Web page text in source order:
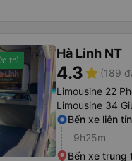
thì Hà Linh NT
4.3star (189
Limousine 22
Limousine 34
Bến xe liên
9h25m
Bến xe trung